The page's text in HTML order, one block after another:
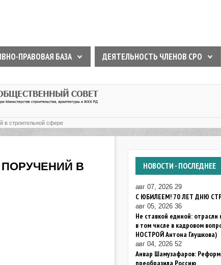
ПРАВОВАЯ БАЗА ДЕЯТЕЛЬНОСТЬ ЧЛЕНОВ СРО
в строительной сфере
В
НОВОСТИ - ПОСЛЕДНЕЕ
авг 07, 2026 29
С ЮБИЛЕЕМ! 70 ЛЕТ ДНЮ
авг 05, 2026 36
Не ставкой единой:
в том числе в кадровом
НОСТРОЙ Антона Глушкова)
авг 04, 2026 52
Анвар Шамузафаров:
преобразила Россию